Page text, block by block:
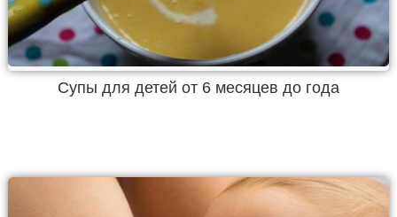
Супы для детей от 6 месяцев до года